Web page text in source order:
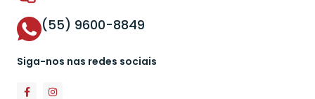
(55) 9600-8849
Siga-nos nas redes sociais